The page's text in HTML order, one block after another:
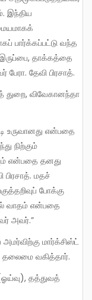
இந்திய
பார்க்கப்பட்டு வந்த
தாக்கத்தை
தேவி பிரசாத்.
துறை, விவேகானந்தா
நிற்கும்
என்பதை தனது
பிரசாத். மதச்
போக்கு
வாதம் என்பதை
அவர்.”
வகித்தார்.
தத்துவத்